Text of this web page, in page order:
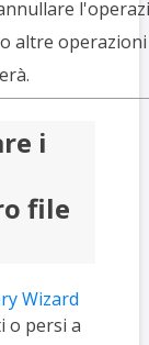
altre
i
file
Wizard
o persi a